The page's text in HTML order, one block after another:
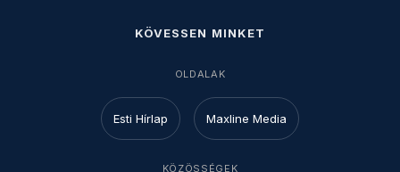
KÖVESSEN MINKET
OLDALAK
Esti Hírlap Maxline Media
KÖZÖSSÉGEK